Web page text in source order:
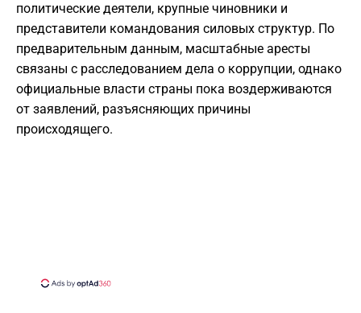
политические деятели, крупные чиновники и
представители командования силовых структур. По
предварительным данным, масштабные аресты
связаны с расследованием дела о коррупции, однако
официальные власти страны пока воздерживаются
от заявлений, разъясняющих причины
происходящего.